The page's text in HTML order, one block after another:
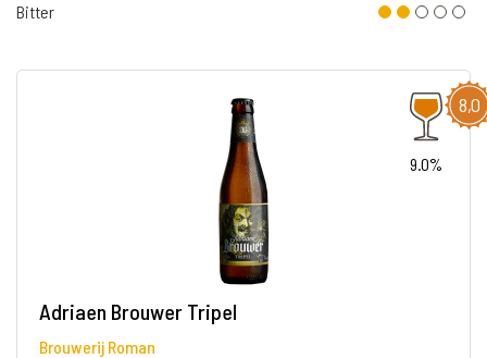
Bitter
8,0
9.0%
Adriaen Brouwer Tripel
Brouwerij Roman